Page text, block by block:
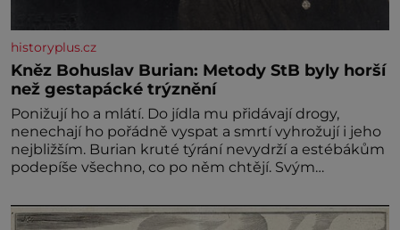
historyplus.cz
Kněz Bohuslav Burian: Metody StB byly horší
než gestapácké trýznění
Ponižují ho a mlátí. Do jídla mu přidávají drogy,
nenechají ho pořádně vyspat a smrtí vyhrožují i jeho
nejbližším. Burian kruté týrání nevydrží a estébákům
podepíše všechno, co po něm chtějí. Svým
výslechů nikdo nevyvíjel fyzický ani psychický nátlak.
Syn brněnského řezníka chce být knězem a